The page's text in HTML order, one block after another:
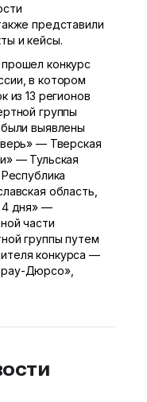
представили
и кейсы.
конкурс
в котором
из 13 регионов
группы
выявлены
— Тверская
— Тульская
область,
4 дня» —
части
группы путем
конкурса —
Дюрсо»,